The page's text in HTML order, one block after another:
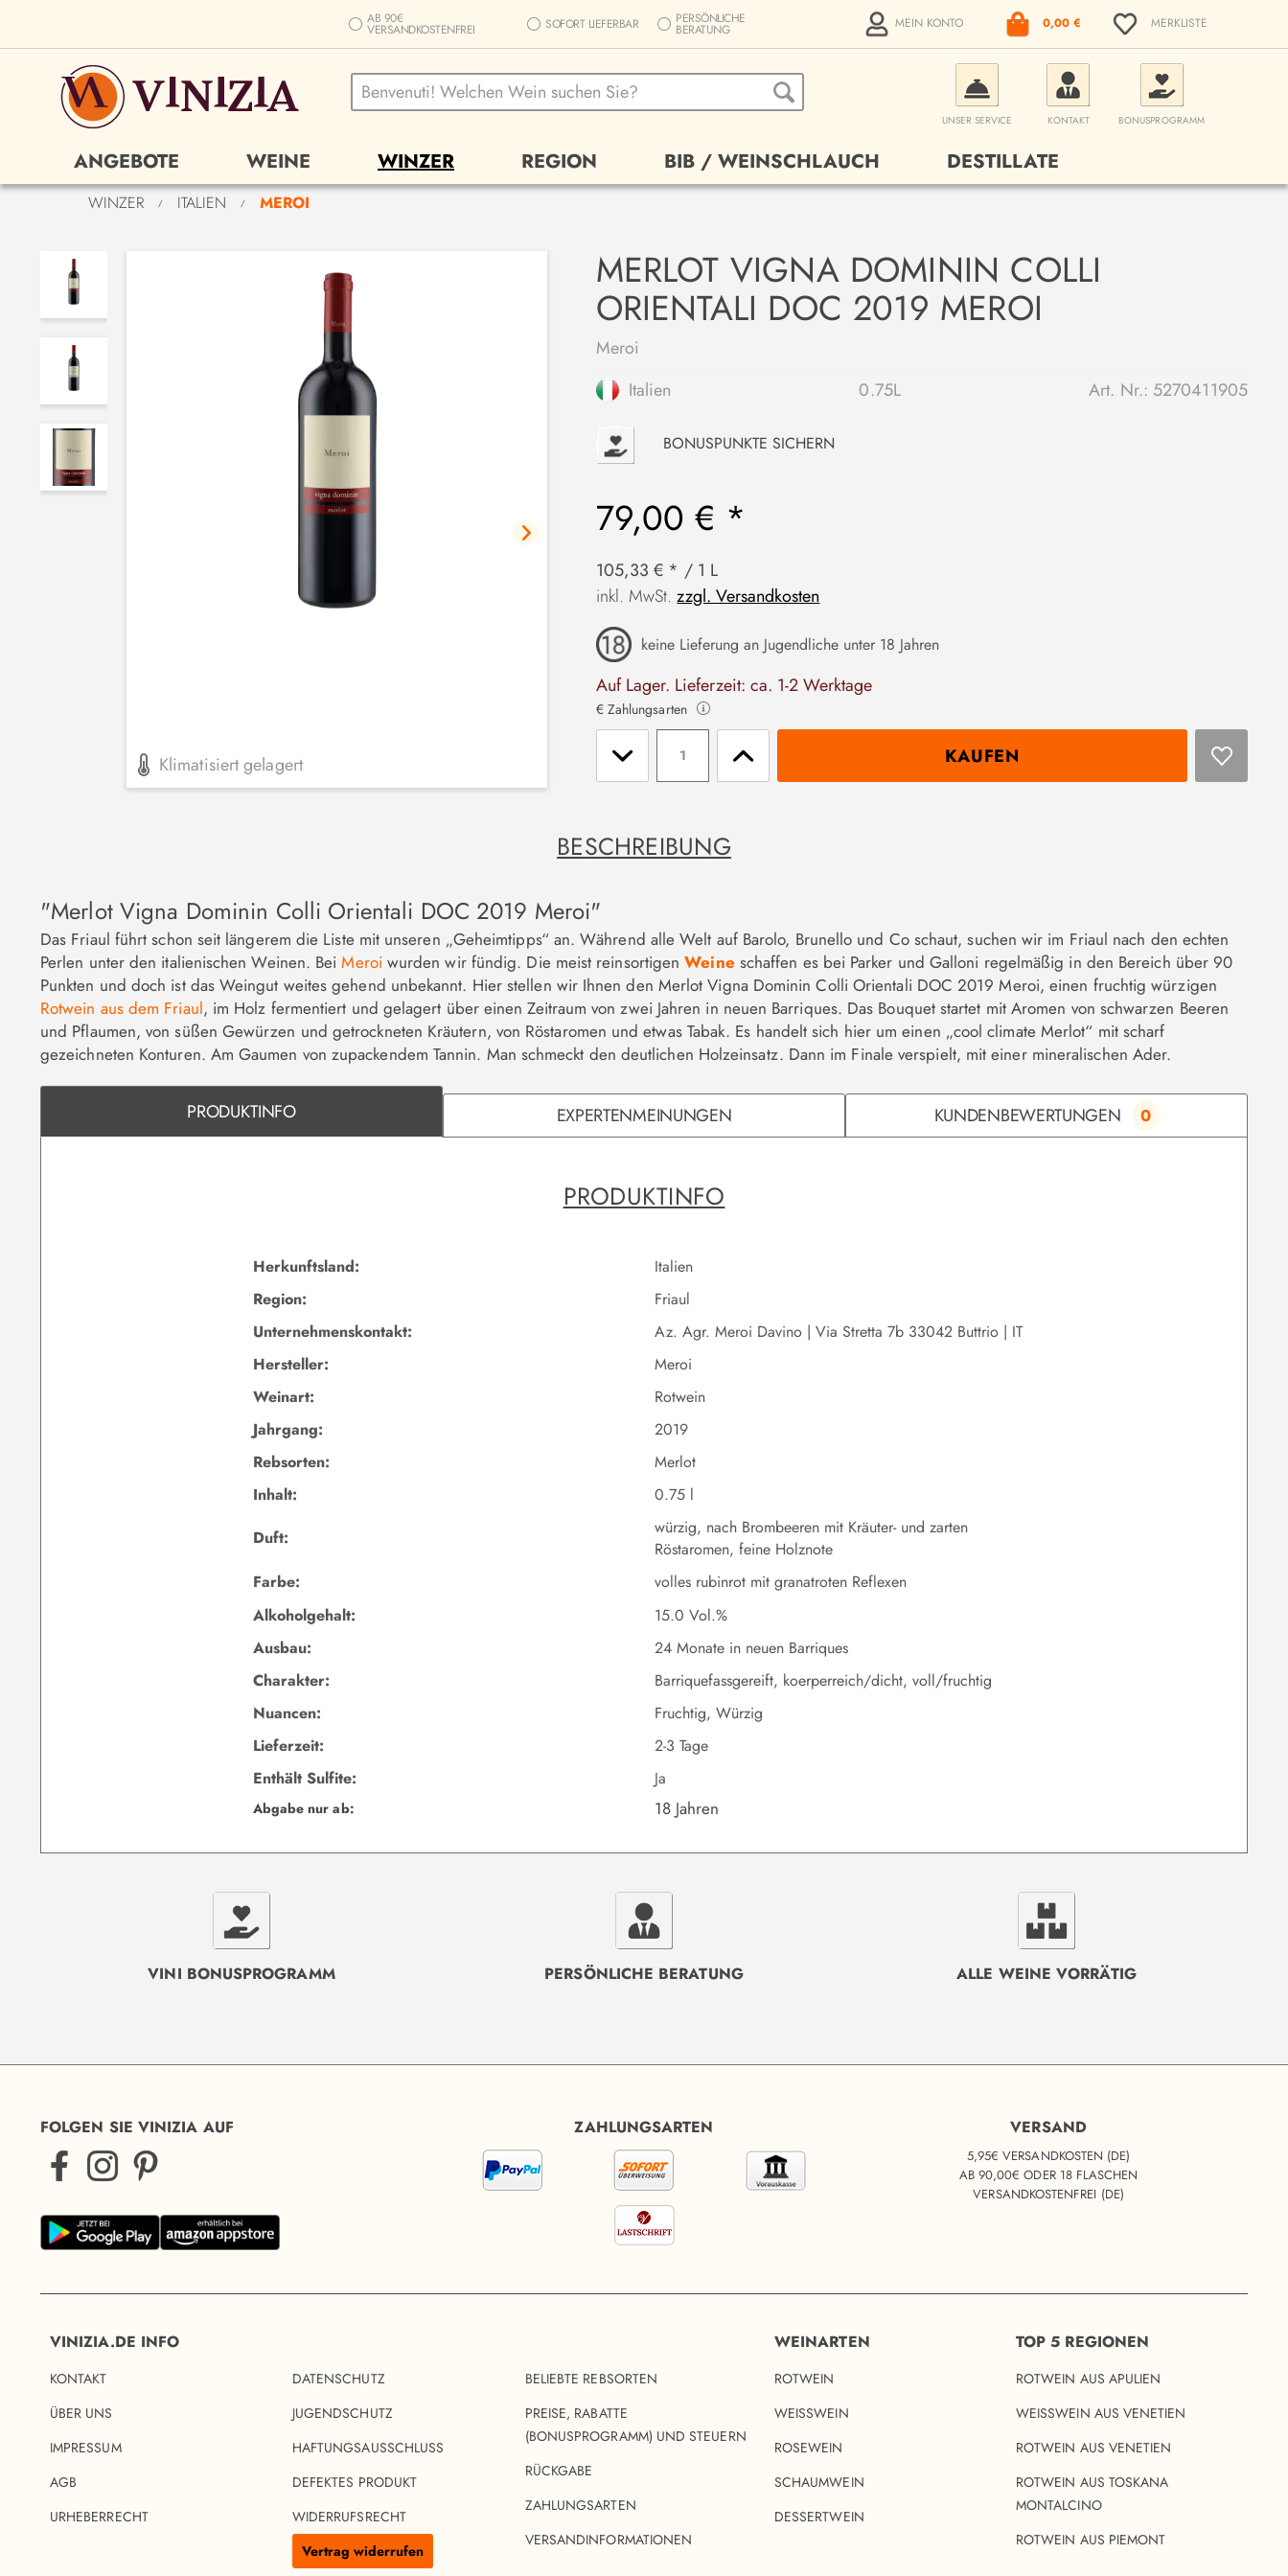
AB 90€
VERSANDKOSTENFREI SOFORT LIEFERBAR PERSÖNLICHE
BERATUNG MEIN KONTO 0,00 € MERKLISTE
UNSER SERVICE KONTAKT BONUSPROGRAMM
ANGEBOTE WEINE WINZER REGION BIB / WEINSCHLAUCH DESTILLATE
WINZER / ITALIEN / MEROI
Klimatisiert gelagert
MERLOT VIGNA DOMININ COLLI
ORIENTALI DOC 2019 MEROI
Meroi
Italien
0.75L Art. Nr.: 5270411905
P BONUSPUNKTE SICHERN
79,00 € *
105,33 € * / 1 L
inkl. MwSt.zzgl. Versandkosten
keine Lieferung an Jugendliche unter 18 Jahren
Auf Lager. Lieferzeit: ca. 1-2 Werktage
€ Zahlungsarten
KAUFEN
BESCHREIBUNG
"Merlot Vigna Dominin Colli Orientali DOC 2019 Meroi"
Das Friaul führt schon seit längerem die Liste mit unseren „Geheimtipps“ an. Während alle Welt auf Barolo, Brunello und Co schaut, suchen wir im Friaul nach den echten
Perlen unter den italienischen Weinen. BeiMeroi wurden wir fündig. Die meist reinsortigenWeineschaffen es bei Parker und Galloni regelmäßig in den Bereich über 90
Punkten und doch ist das Weingut weites gehend unbekannt. Hier stellen wir Ihnen den Merlot Vigna Dominin Colli Orientali DOC 2019 Meroi, einen fruchtig würzigen
Rotwein aus dem Friaul, im Holz fermentiert und gelagert über einen Zeitraum von zwei Jahren in neuen Barriques. Das Bouquet startet mit Aromen von schwarzen Beeren
und Pflaumen, von süßen Gewürzen und getrockneten Kräutern, von Röstaromen und etwas Tabak. Es handelt sich hier um einen „cool climate Merlot“ mit scharf
gezeichneten Konturen. Am Gaumen von zupackendem Tannin. Man schmeckt den deutlichen Holzeinsatz. Dann im Finale verspielt, mit einer mineralischen Ader.
PRODUKTINFO EXPERTENMEINUNGEN KUNDENBEWERTUNGEN 0
PRODUKTINFO
Herkunftsland:
Italien
Region:
Friaul
Unternehmenskontakt:
Az. Agr. Meroi Davino | Via Stretta 7b 33042 Buttrio | IT
Hersteller:
Meroi
Weinart:
Rotwein
Jahrgang:
2019
Rebsorten:
Merlot
Inhalt:
0.75 l
Duft:
würzig, nach Brombeeren mit Kräuter- und zarten
Röstaromen, feine Holznote
Farbe:
volles rubinrot mit granatroten Reflexen
Alkoholgehalt:
15.0 Vol.%
Ausbau:
24 Monate in neuen Barriques
Charakter:
Barriquefassgereift, koerperreich/dicht, voll/fruchtig
Nuancen:
Fruchtig, Würzig
Lieferzeit:
2-3 Tage
Enthält Sulfite:
Ja
Abgabe nur ab: 18 Jahren
VINI BONUSPROGRAMM PERSÖNLICHE BERATUNG ALLE WEINE VORRÄTIG
FOLGEN SIE VINIZIA AUF ZAHLUNGSARTEN VERSAND
5,95€ VERSANDKOSTEN (DE)
AB 90,00€ ODER 18 FLASCHEN
VERSANDKOSTENFREI (DE)
VINIZIA.DE INFO
KONTAKT
ÜBER UNS
IMPRESSUM
AGB
URHEBERRECHT
DATENSCHUTZ
JUGENDSCHUTZ
HAFTUNGSAUSSCHLUSS
DEFEKTES PRODUKT
WIDERRUFSRECHT
Vertrag widerrufen
BELIEBTE REBSORTEN
PREISE, RABATTE
(BONUSPROGRAMM) UND STEUERN
RÜCKGABE
ZAHLUNGSARTEN
VERSANDINFORMATIONEN
WEINARTEN
ROTWEIN
WEISSWEIN
ROSEWEIN
SCHAUMWEIN
DESSERTWEIN
TOP 5 REGIONEN
ROTWEIN AUS APULIEN
WEISSWEIN AUS VENETIEN
ROTWEIN AUS VENETIEN
ROTWEIN AUS TOSKANA
MONTALCINO
ROTWEIN AUS PIEMONT